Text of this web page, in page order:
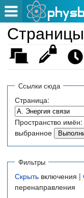
Ссылки сюда
Страница:
Пространство имён:
выбранное
Фильтры
Скрыть включения |
перенаправления